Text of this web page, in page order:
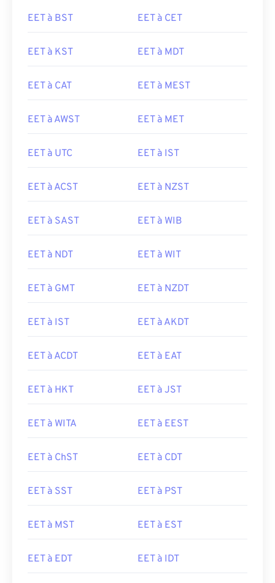
EET à BST EET à CET
EET à KST EET à MDT
EET à CAT EET à MEST
EET à AWST EET à MET
EET à UTC EET à IST
EET à ACST EET à NZST
EET à SAST EET à WIB
EET à NDT EET à WIT
EET à GMT EET à NZDT
EET à IST EET à AKDT
EET à ACDT EET à EAT
EET à HKT EET à JST
EET à WITA EET à EEST
EET à ChST EET à CDT
EET à SST EET à PST
EET à MST EET à EST
EET à EDT EET à IDT